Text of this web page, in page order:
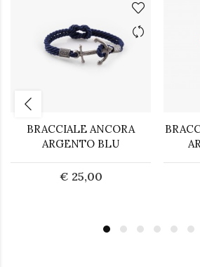
BRACCIALE ANCORA
ARGENTO BLU
€ 25,00